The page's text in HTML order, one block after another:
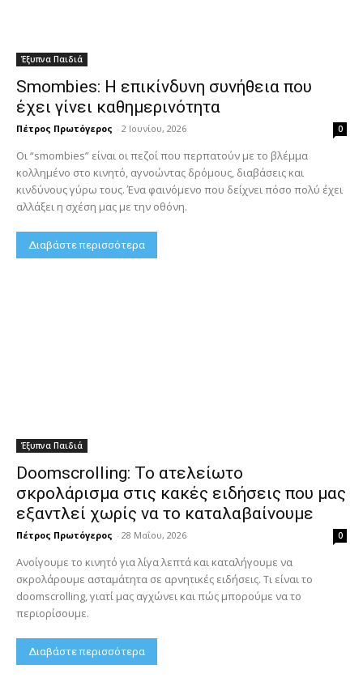
Έξυπνα Παιδιά
Smombies: Η επικίνδυνη συνήθεια που
έχει γίνει καθημερινότητα
Πέτρος Πρωτόγερος - 2 Ιουνίου, 2026 0
Οι “smombies” είναι οι πεζοί που περπατούν με το βλέμμα
κολλημένο στο κινητό, αγνοώντας δρόμους, διαβάσεις και
κινδύνους γύρω τους. Ένα φαινόμενο που δείχνει πόσο πολύ έχει
αλλάξει η σχέση μας με την οθόνη.
Διαβάστε περισσότερα
Έξυπνα Παιδιά
Doomscrolling: Το ατελείωτο
σκρολάρισμα στις κακές ειδήσεις που μας
εξαντλεί χωρίς να το καταλαβαίνουμε
Πέτρος Πρωτόγερος - 28 Μαΐου, 2026 0
Ανοίγουμε το κινητό για λίγα λεπτά και καταλήγουμε να
σκρολάρουμε ασταμάτητα σε αρνητικές ειδήσεις. Τι είναι το
doomscrolling, γιατί μας αγχώνει και πώς μπορούμε να το
περιορίσουμε.
Διαβάστε περισσότερα